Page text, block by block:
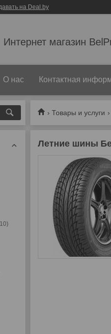
на Deal.by
Интернет магазин
О нас Контактная
Товары и услуги
Летние шины
10